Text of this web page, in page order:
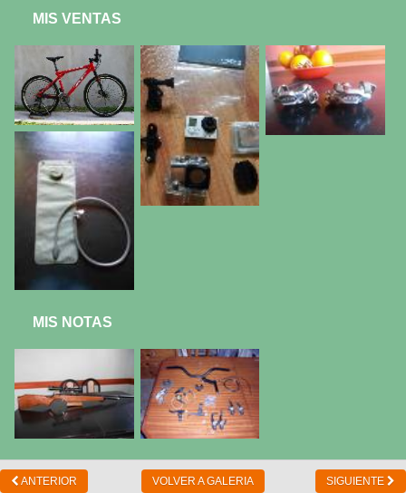
MIS VENTAS
MIS NOTAS
ANTERIOR VOLVER A GALERIA SIGUIENTE